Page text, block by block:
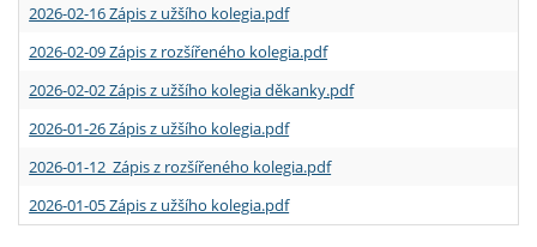
2026-02-16 Zápis z užšího kolegia.pdf
2026-02-09 Zápis z rozšířeného kolegia.pdf
2026-02-02 Zápis z užšího kolegia děkanky.pdf
2026-01-26 Zápis z užšího kolegia.pdf
2026-01-12 Zápis z rozšířeného kolegia.pdf
2026-01-05 Zápis z užšího kolegia.pdf